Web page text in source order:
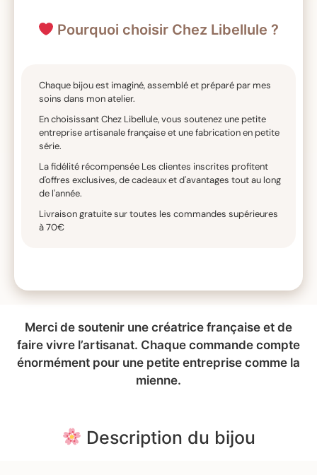
Pourquoi choisir Chez Libellule ?
Chaque bijou est imaginé, assemblé et préparé par mes
soins dans mon atelier.
En choisissant Chez Libellule, vous soutenez une petite
entreprise artisanale française et une fabrication en petite
série.
La fidélité récompensée Les clientes inscrites profitent
d'offres exclusives, de cadeaux et d'avantages tout au long
de l'année.
Livraison gratuite sur toutes les commandes supérieures
à 70€
Merci de soutenir une créatrice française et de
faire vivre l’artisanat. Chaque commande compte
énormément pour une petite entreprise comme la
mienne.
Description du bijou